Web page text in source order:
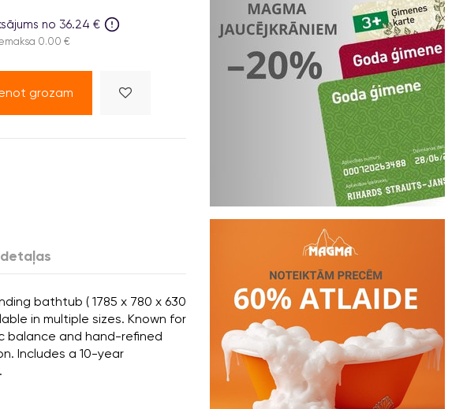
no 36.24 €
0.00 €
grozam
bathtub ( 1785 x 780 x 630
in multiple sizes. Known for
balance and hand-refined
Includes a 10-year